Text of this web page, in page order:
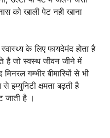
को खाली पेट नही खाना
के लिए फायदेमंद होता है
है जो स्वस्थ जीवन जीने में
गम्भीर बीमारियों से भी
क्षमता बढ़ती है
जाती है ।